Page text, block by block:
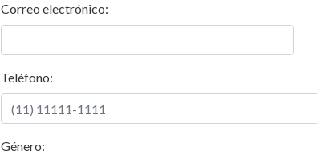
Correo electrónico:
Teléfono:
Género: